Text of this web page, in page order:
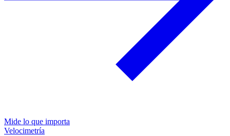
Mide lo que importa
Velocimetría